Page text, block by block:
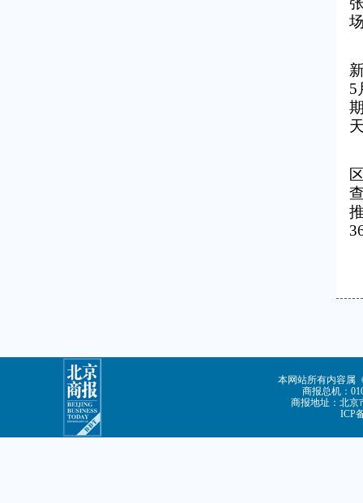
5
本网站所有内容属
商报总机：
商报地址：北京
ICP